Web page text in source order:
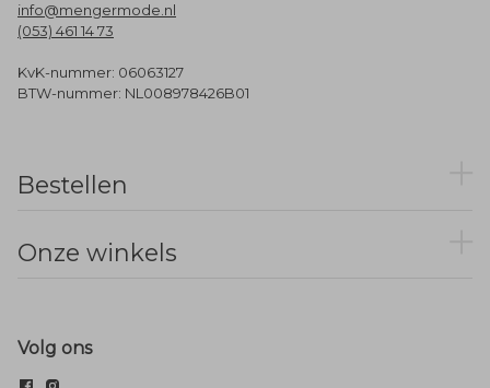
info@mengermode.nl
(053) 461 14 73
KvK-nummer: 06063127
BTW-nummer: NL008978426B01
Bestellen
Onze winkels
Volg ons